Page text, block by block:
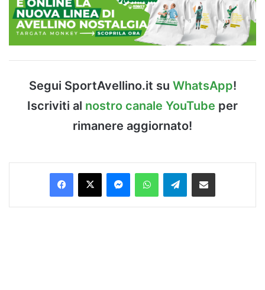
Segui SportAvellino.it su WhatsApp!
Iscriviti al nostro canale YouTube per
rimanere aggiornato!
Facebook
X MessengerWhatsAppTelegramCondividi via Email